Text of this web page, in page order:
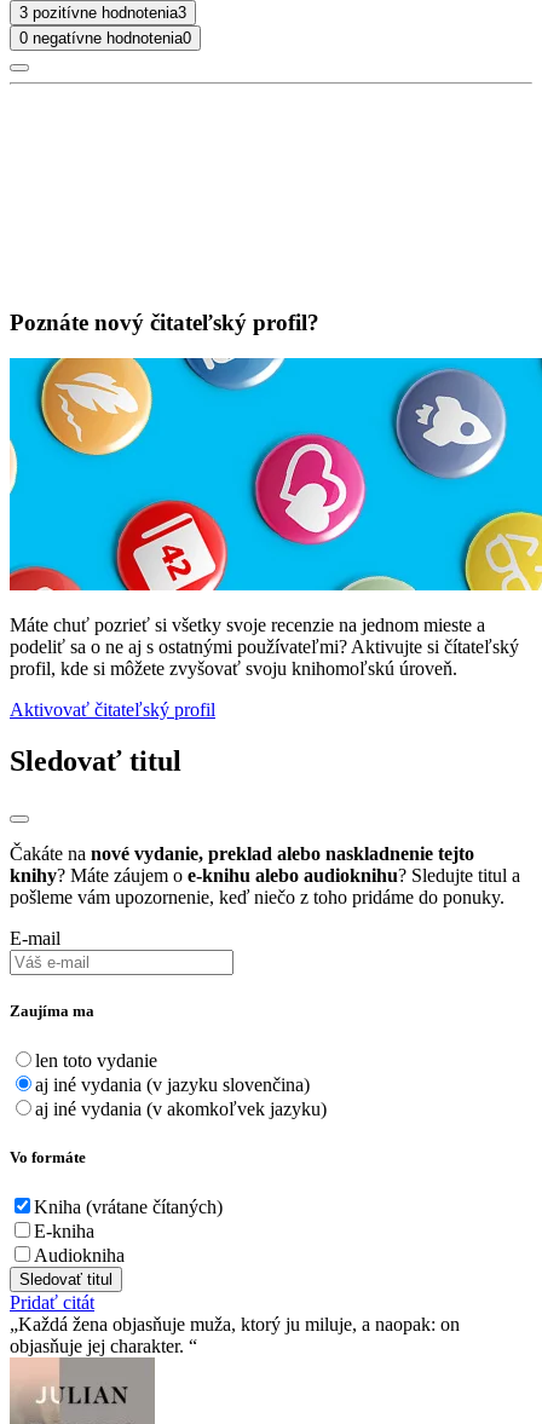
3 pozitívne hodnotenia3
0 negatívne hodnotenia0
Poznáte nový čitateľský profil?
Máte chuť pozrieť si všetky svoje recenzie na jednom mieste a
podeliť sa o ne aj s ostatnými používateľmi? Aktivujte si čítateľský
profil, kde si môžete zvyšovať svoju knihomoľskú úroveň.
Aktivovať čitateľský profil
Sledovať titul
Čakáte na nové vydanie, preklad alebo naskladnenie tejto
knihy? Máte záujem o e-knihu alebo audioknihu? Sledujte titul a
pošleme vám upozornenie, keď niečo z toho pridáme do ponuky.
E-mail
Zaujíma ma
len toto vydanie
aj iné vydania (v jazyku slovenčina)
aj iné vydania (v akomkoľvek jazyku)
Vo formáte
Kniha (vrátane čítaných)
E-kniha
Audiokniha
Sledovať titul
Pridať citát
Každá žena objasňuje muža, ktorý ju miluje, a naopak: on
objasňuje jej charakter.